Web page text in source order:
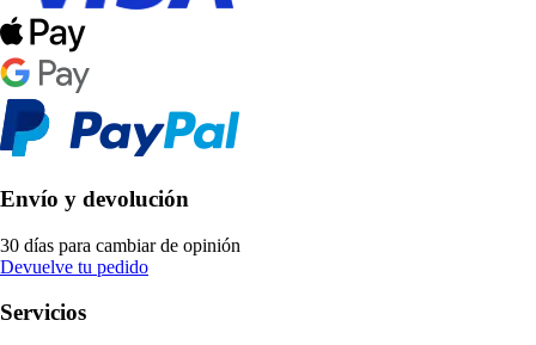
Envío y devolución
30 días para cambiar de opinión
Devuelve tu pedido
Servicios